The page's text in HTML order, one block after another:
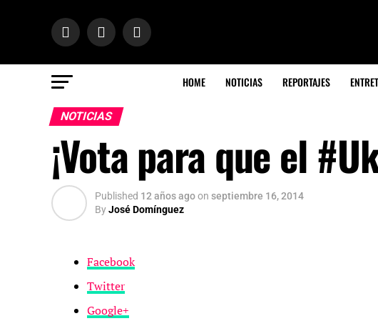
HOME NOTICIAS REPORTAJES
NOTICIAS
¡Vota para que el
Published 12 años agoon septiembre 16, 2014
ByJosé Domínguez
Facebook
Twitter
Google+